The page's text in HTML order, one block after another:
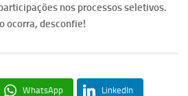
nos processos seletivos.
ocorra, desconfie!
WhatsApp LinkedIn